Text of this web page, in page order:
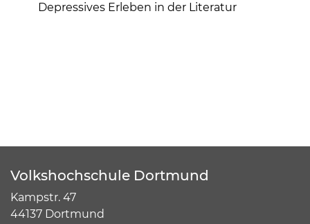
Depressives Erleben in der Literatur
Volkshochschule Dortmund
Kampstr. 47
44137 Dortmund